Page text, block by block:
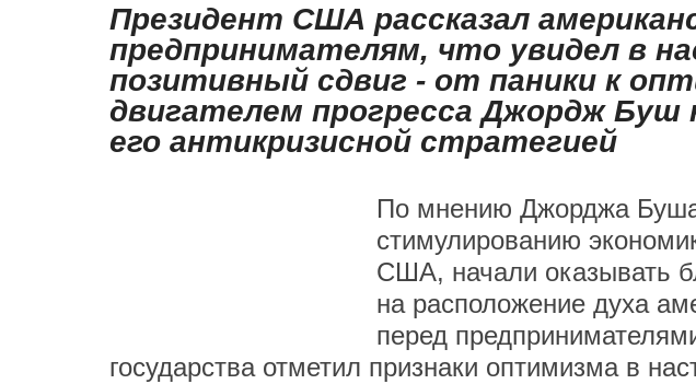
Президент США рассказал
предпринимателям, что увидел в
позитивный сдвиг - от паники к
двигателем прогресса Джордж Буш
его антикризисной стратегией
По мнению Джорджа
стимулированию
США, начали оказывать
на расположение духа
перед
государства отметил признаки оптимизма в